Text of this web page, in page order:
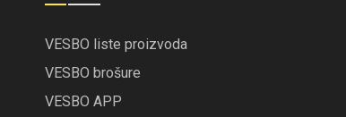
VESBO liste proizvoda
VESBO brošure
VESBO APP